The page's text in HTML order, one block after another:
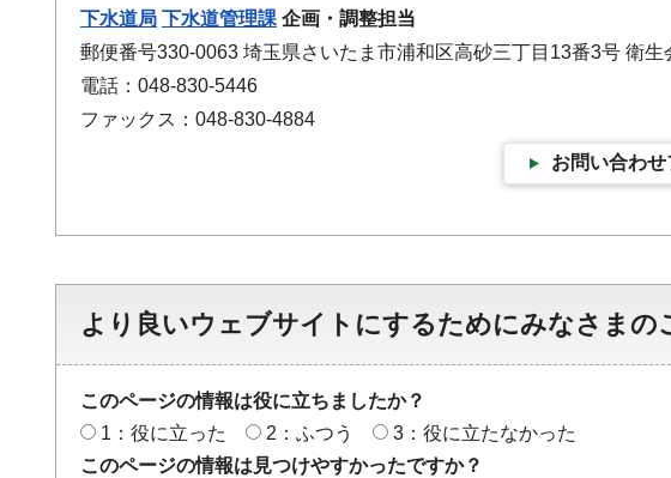
下水道局 下水道管理課 企画・調整担当
郵便番号330-0063 埼玉県さいたま市浦和区高砂三丁目13番3号 衛生
電話：048-830-5446
ファックス：048-830-4884
お問い合わせ
より良いウェブサイトにするためにみなさまの
このページの情報は役に立ちましたか？
1：役に立った
2：ふつう
3：役に立たなかった
このページの情報は見つけやすかったですか？